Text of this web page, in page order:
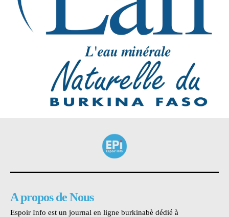
A propos de Nous
Espoir Info est un journal en ligne burkinabè dédié à